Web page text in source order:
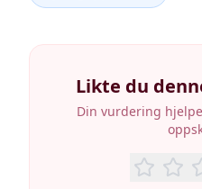
Likte du
Din vurdering